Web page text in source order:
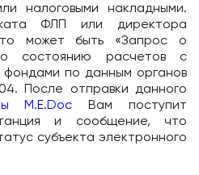
налоговыми накладными.
ФЛП или директора
может быть «Запрос о
состоянию расчетов с
по данным органов
После отправки данного
M.E.Doc Вам поступит
и сообщение, что
субъекта электронного